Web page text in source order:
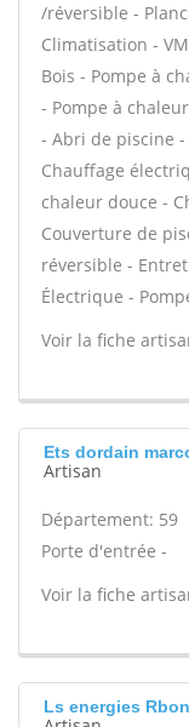
/réversible -
Climatisation -
Bois - Pompe à
- Pompe à
- Abri de piscine -
Chauffage
chaleur douce -
Couverture de
réversible -
Électrique -
Voir la fiche
Ets dordain
Artisan
Département: 59
Porte d'entrée -
Voir la fiche
Ls energies